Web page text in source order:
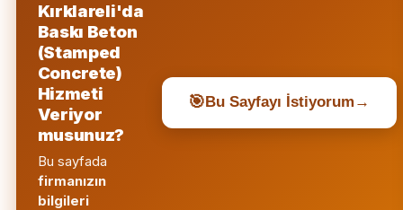
Kırklareli'da
Baskı Beton
(Stamped
Concrete)
Hizmeti
Veriyor
musunuz?
Bu sayfada
firmanızın
bilgileri
🎯 Bu Sayfayı İstiyorum →